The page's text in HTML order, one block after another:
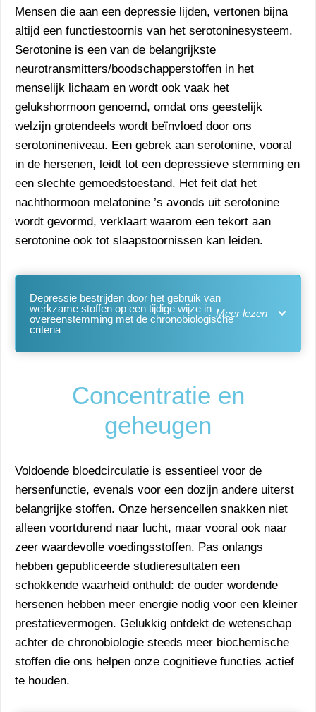
Mensen die aan een depressie lijden, vertonen bijna
altijd een functiestoornis van het serotoninesysteem.
Serotonine is een van de belangrijkste
neurotransmitters/boodschapperstoffen in het
menselijk lichaam en wordt ook vaak het
gelukshormoon genoemd, omdat ons geestelijk
welzijn grotendeels wordt beïnvloed door ons
serotonineniveau. Een gebrek aan serotonine, vooral
in de hersenen, leidt tot een depressieve stemming en
een slechte gemoedstoestand. Het feit dat het
nachthormoon melatonine ’s avonds uit serotonine
wordt gevormd, verklaart waarom een tekort aan
serotonine ook tot slaapstoornissen kan leiden.
Depressie bestrijden door het gebruik van
werkzame stoffen op een tijdige wijze in
overeenstemming met de chronobiologische
criteria
Concentratie en
geheugen
Voldoende bloedcirculatie is essentieel voor de
hersenfunctie, evenals voor een dozijn andere uiterst
belangrijke stoffen. Onze hersencellen snakken niet
alleen voortdurend naar lucht, maar vooral ook naar
zeer waardevolle voedingsstoffen. Pas onlangs
hebben gepubliceerde studieresultaten een
schokkende waarheid onthuld: de ouder wordende
hersenen hebben meer energie nodig voor een kleiner
prestatievermogen. Gelukkig ontdekt de wetenschap
achter de chronobiologie steeds meer biochemische
stoffen die ons helpen onze cognitieve functies actief
te houden.